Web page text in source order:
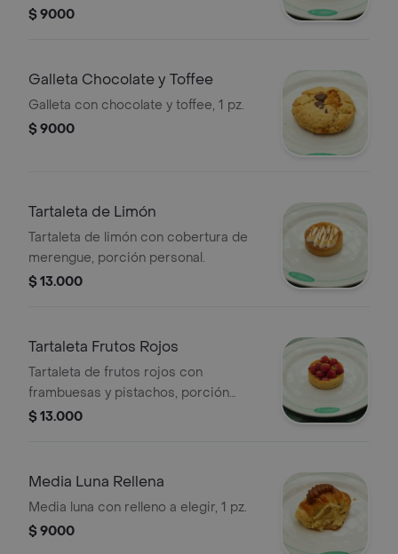
$ 9000
Galleta Chocolate y Toffee
Galleta con chocolate y toffee, 1 pz.
$ 9000
Tartaleta de Limón
Tartaleta de limón con cobertura de
merengue, porción personal.
$ 13.000
Tartaleta Frutos Rojos
Tartaleta de frutos rojos con
frambuesas y pistachos, porción
personal.
$ 13.000
Media Luna Rellena
Media luna con relleno a elegir, 1 pz.
$ 9000